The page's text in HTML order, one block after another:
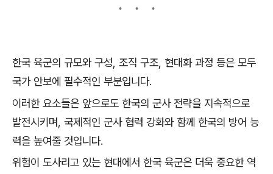
한국 육군의 규모와 구성, 조직 구조, 현대화 과정 등은 모두
국가 안보에 필수적인 부분입니다.
이러한 요소들은 앞으로도 한국의 군사 전략을 지속적으로
발전시키며, 국제적인 군사 협력 강화와 함께 한국의 방어 능
력을 높여줄 것입니다.
위험이 도사리고 있는 현대에서 한국 육군은 더욱 중요한 역